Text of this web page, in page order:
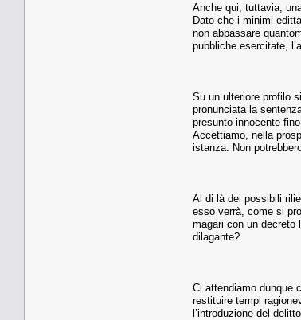
Anche qui, tuttavia,
Dato che i minimi
non abbassare
pubbliche esercitate,
Su un ulteriore profilo
pronunciata la
presunto innocente
Accettiamo, nella
istanza. Non
Al di là dei possibili
esso verrà, come si
magari con un decreto
dilagante?
Ci attendiamo dunque
restituire tempi
l’introduzione del